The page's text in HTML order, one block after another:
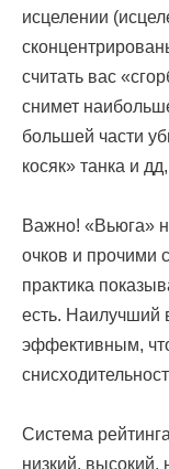
исцелении
считать вас
снимет
большей части
косяк» танка и
Важно! «Вьюга»
очков и прочими
практика
есть. Наилучший
эффективным,
Система
низкий, высокий,